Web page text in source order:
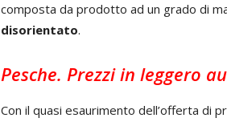
composta da prodotto ad un grado di
disorientato.
Pesche. Prezzi in leggero
Con il quasi esaurimento dell’offerta